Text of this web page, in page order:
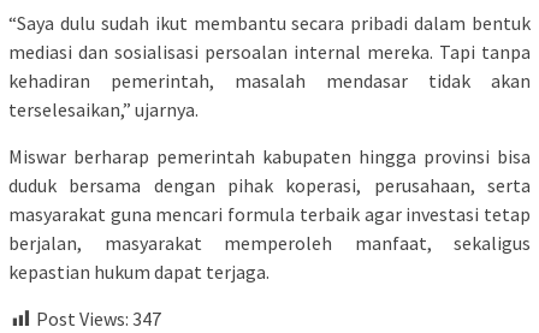
“Saya dulu sudah ikut membantu secara pribadi dalam bentuk
mediasi dan sosialisasi persoalan internal mereka. Tapi tanpa
kehadiran pemerintah, masalah mendasar tidak akan
terselesaikan,” ujarnya.
Miswar berharap pemerintah kabupaten hingga provinsi bisa
duduk bersama dengan pihak koperasi, perusahaan, serta
masyarakat guna mencari formula terbaik agar investasi tetap
berjalan, masyarakat memperoleh manfaat, sekaligus
kepastian hukum dapat terjaga.
Post Views: 347